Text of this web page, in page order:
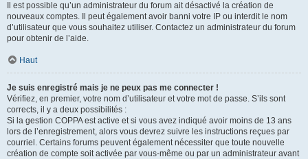
Il est possible qu’un administrateur du forum ait désactivé la création de
nouveaux comptes. Il peut également avoir banni votre IP ou interdit le nom
d’utilisateur que vous souhaitez utiliser. Contactez un administrateur du forum
pour obtenir de l’aide.
Haut
Je suis enregistré mais je ne peux pas me connecter !
Vérifiez, en premier, votre nom d’utilisateur et votre mot de passe. S’ils sont
corrects, il y a deux possibilités :
Si la gestion COPPA est active et si vous avez indiqué avoir moins de 13 ans
lors de l’enregistrement, alors vous devrez suivre les instructions reçues par
courriel. Certains forums peuvent également nécessiter que toute nouvelle
création de compte soit activée par vous-même ou par un administrateur avant